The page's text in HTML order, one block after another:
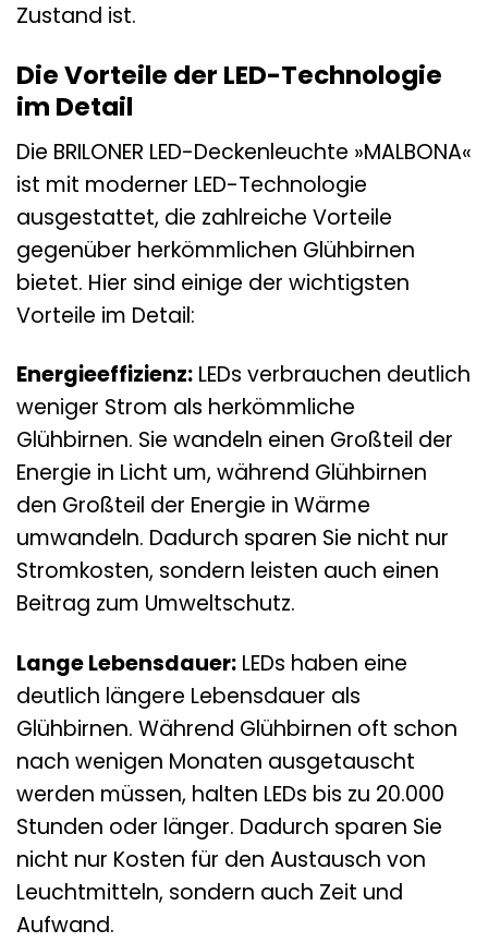
Zustand ist.
Die Vorteile der LED-Technologie
im Detail
Die BRILONER LED-Deckenleuchte »MALBONA«
ist mit moderner LED-Technologie
ausgestattet, die zahlreiche Vorteile
gegenüber herkömmlichen Glühbirnen
bietet. Hier sind einige der wichtigsten
Vorteile im Detail:
Energieeffizienz: LEDs verbrauchen deutlich
weniger Strom als herkömmliche
Glühbirnen. Sie wandeln einen Großteil der
Energie in Licht um, während Glühbirnen
den Großteil der Energie in Wärme
umwandeln. Dadurch sparen Sie nicht nur
Stromkosten, sondern leisten auch einen
Beitrag zum Umweltschutz.
Lange Lebensdauer: LEDs haben eine
deutlich längere Lebensdauer als
Glühbirnen. Während Glühbirnen oft schon
nach wenigen Monaten ausgetauscht
werden müssen, halten LEDs bis zu 20.000
Stunden oder länger. Dadurch sparen Sie
nicht nur Kosten für den Austausch von
Leuchtmitteln, sondern auch Zeit und
Aufwand.